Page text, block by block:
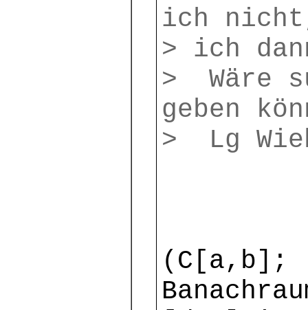
ich
> ich
> Wäre
geben
> Lg
(C[a,b];